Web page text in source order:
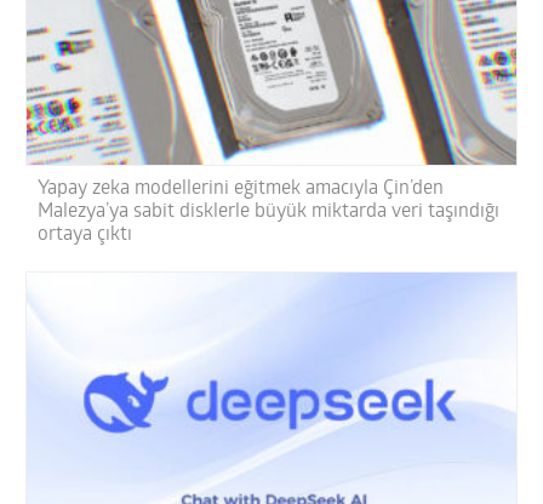
Yapay zeka modellerini eğitmek amacıyla Çin’den
Malezya’ya sabit disklerle büyük miktarda veri taşındığı
ortaya çıktı